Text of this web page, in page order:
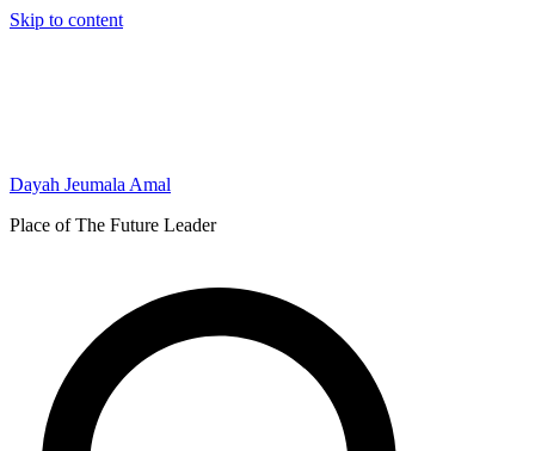
Skip to content
Dayah Jeumala Amal
Place of The Future Leader